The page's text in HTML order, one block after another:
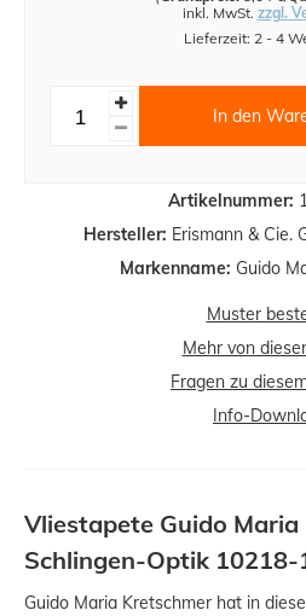
Artikelnummer:
Hersteller: Erismann & Cie.
Markenname: Guido
inkl. MwSt. zzgl.
Lieferzeit: 2 - 4
In den
Muster
Mehr von
Fragen zu
Info-
Vliestapete Guido
Schlingen-Optik 10218-
Guido Maria Kretschmer hat in